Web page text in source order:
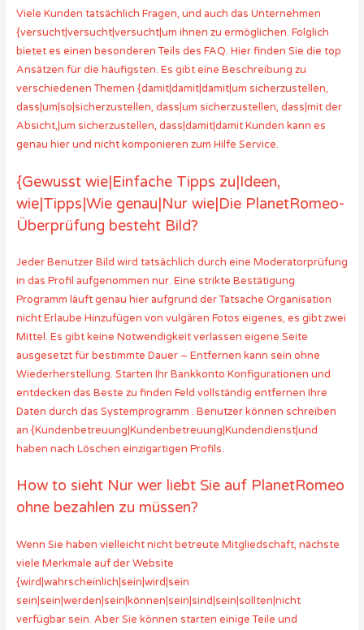
Viele Kunden tatsächlich Fragen, und auch das Unternehmen
{versucht|versucht|versucht|um ihnen zu ermöglichen. Folglich
bietet es einen besonderen Teils des FAQ. Hier finden Sie die top
Ansätzen für die häufigsten. Es gibt eine Beschreibung zu
verschiedenen Themen {damit|damit|damit|um sicherzustellen,
dass|um|so|sicherzustellen, dass|um sicherzustellen, dass|mit der
Absicht,|um sicherzustellen, dass|damit|damit Kunden kann es
genau hier und nicht komponieren zum Hilfe Service.
{Gewusst wie|Einfache Tipps zu|Ideen,
wie|Tipps|Wie genau|Nur wie|Die PlanetRomeo-
Überprüfung besteht Bild?
Jeder Benutzer Bild wird tatsächlich durch eine Moderatorprüfung
in das Profil aufgenommen nur. Eine strikte Bestätigung
Programm läuft genau hier aufgrund der Tatsache Organisation
nicht Erlaube Hinzufügen von vulgären Fotos eigenes, es gibt zwei
Mittel. Es gibt keine Notwendigkeit verlassen eigene Seite
ausgesetzt für bestimmte Dauer – Entfernen kann sein ohne
Wiederherstellung. Starten Ihr Bankkonto Konfigurationen und
entdecken das Beste zu finden Feld vollständig entfernen Ihre
Daten durch das Systemprogramm . Benutzer können schreiben
an {Kundenbetreuung|Kundenbetreuung|Kundendienst|und
haben nach Löschen einzigartigen Profils.
How to sieht Nur wer liebt Sie auf PlanetRomeo
ohne bezahlen zu müssen?
Wenn Sie haben vielleicht nicht betreute Mitgliedschaft, nächste
viele Merkmale auf der Website
{wird|wahrscheinlich|sein|wird|sein
sein|sein|werden|sein|können|sein|sind|sein|sollten|nicht
verfügbar sein. Aber Sie können starten einige Teile und